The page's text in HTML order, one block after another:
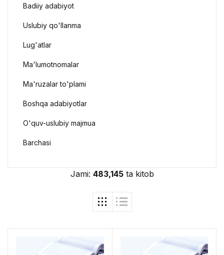
Jami: 483,145ta kitob
Badiiy adabiyot
Uslubiy qo'llanma
Lug'atlar
Ma'lumotnomalar
Ma'ruzalar to'plami
Boshqa adabiyotlar
O'quv-uslubiy majmua
Barchasi